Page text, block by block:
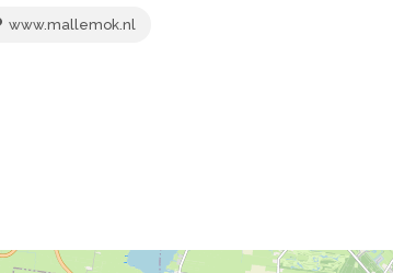
www.mallemok.nl